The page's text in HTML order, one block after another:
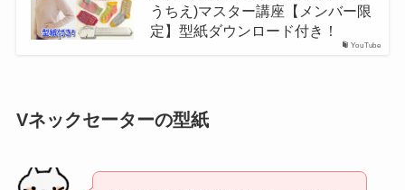
YouTube
うちえ)マスター講座【メンバー限
定】型紙ダウンロード付き！
Vネックセーターの型紙